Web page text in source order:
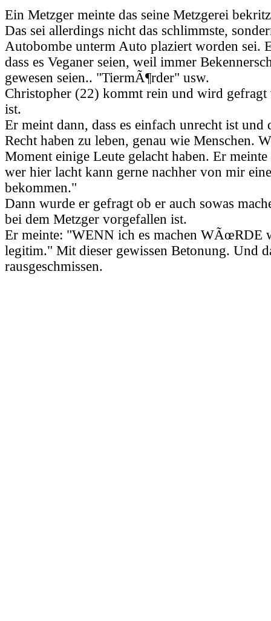
Ein Metzger meinte das seine Metzgerei
Das sei allerdings nicht das schlimmste,
Autobombe unterm Auto plaziert worden sei.
dass es Veganer seien, weil immer
gewesen seien.. "TiermÃ¶rder" usw.
Christopher (22) kommt rein und wird gefragt
ist.
Er meint dann, dass es einfach unrecht ist und
Recht haben zu leben, genau wie Menschen.
Moment einige Leute gelacht haben. Er
wer hier lacht kann gerne nachher von mir
bekommen."
Dann wurde er gefragt ob er auch sowas
bei dem Metzger vorgefallen ist.
Er meinte: "WENN ich es machen WÃœRDE
legitim." Mit dieser gewissen Betonung. Und
rausgeschmissen.